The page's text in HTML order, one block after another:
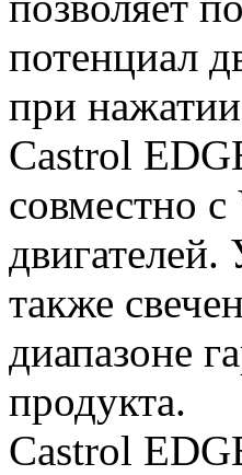
потенциал
при нажатии
Castrol
совместно
также
диапазоне
продукта.
Castrol